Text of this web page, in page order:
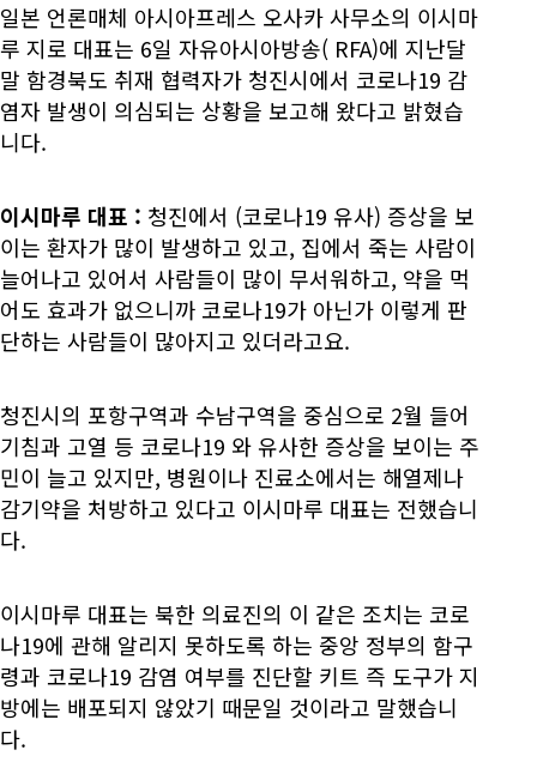
일본 언론매체 아시아프레스 오사카 사무소의 이시마
루 지로 대표는 6일 자유아시아방송( RFA)에 지난달
말 함경북도 취재 협력자가 청진시에서 코로나19 감
염자 발생이 의심되는 상황을 보고해 왔다고 밝혔습
니다.
이시마루 대표 : 청진에서 (코로나19 유사) 증상을 보
이는 환자가 많이 발생하고 있고, 집에서 죽는 사람이
늘어나고 있어서 사람들이 많이 무서워하고, 약을 먹
어도 효과가 없으니까 코로나19가 아닌가 이렇게 판
단하는 사람들이 많아지고 있더라고요.
청진시의 포항구역과 수남구역을 중심으로 2월 들어
기침과 고열 등 코로나19 와 유사한 증상을 보이는 주
민이 늘고 있지만, 병원이나 진료소에서는 해열제나
감기약을 처방하고 있다고 이시마루 대표는 전했습니
다.
이시마루 대표는 북한 의료진의 이 같은 조치는 코로
나19에 관해 알리지 못하도록 하는 중앙 정부의 함구
령과 코로나19 감염 여부를 진단할 키트 즉 도구가 지
방에는 배포되지 않았기 때문일 것이라고 말했습니
다.